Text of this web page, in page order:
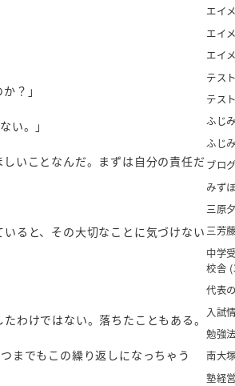
？」
い。」
いことなんだ。まずは自分の責任だ
ると、その大切なことに気づけない
わけではない。落ちたこともある。
までもこの繰り返しになっちゃう
エイ
エイ
エイ
テス
テス
ふじ
ふじ
ブログ
みず
三原
三芳
中学
校舎
代表
入試
勉強
南大
塾経